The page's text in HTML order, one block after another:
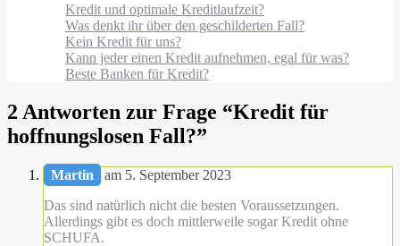
Kredit und optimale Kreditlaufzeit?
Was denkt ihr über den geschilderten Fall?
Kein Kredit für uns?
Kann jeder einen Kredit aufnehmen, egal für was?
Beste Banken für Kredit?
2 Antworten zur Frage “Kredit für
hoffnungslosen Fall?”
Martin
am 5. September 2023
Das sind natürlich nicht die besten Voraussetzungen.
Allerdings gibt es doch mittlerweile sogar Kredit ohne
SCHUFA.